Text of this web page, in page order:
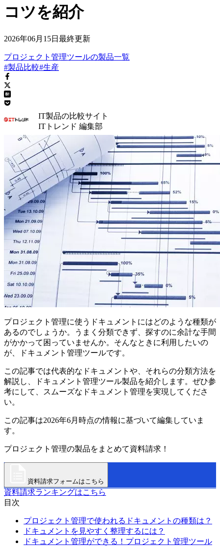
コツを紹介
2026年06月15日 最終更新
プロジェクト管理ツールの製品一覧
#製品比較#生産
IT製品の比較サイト
ITトレンド 編集部
プロジェクト管理に使うドキュメントにはどのような種類が
あるのでしょうか。うまく分類できず、探すのに余計な手間
がかかって困っていませんか。そんなときに利用したいの
が、ドキュメント管理ツールです。
この記事では代表的なドキュメントや、それらの分類方法を
解説し、ドキュメント管理ツール製品を紹介します。ぜひ参
考にして、スムーズなドキュメント管理を実現してくださ
い。
この記事は2026年6月時点の情報に基づいて編集していま
す。
プロジェクト管理の製品をまとめて資料請求！
資料請求フォームはこちら
資料請求ランキングはこちら
目次
プロジェクト管理で使われるドキュメントの種類は？
ドキュメントを見やすく整理するには？
ドキュメント管理ができる！プロジェクト管理ツール